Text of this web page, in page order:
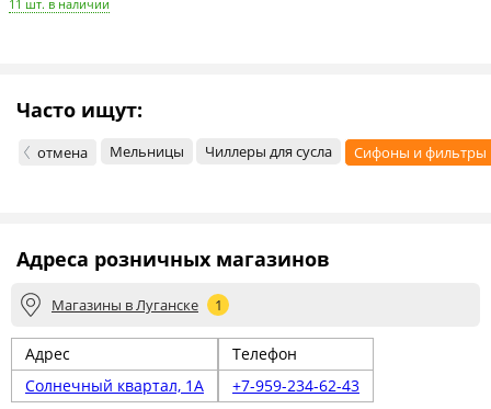
11 шт. в наличии
Часто ищут:
отмена Мельницы Чиллеры для сусла Сифоны и фильтры
Адреса розничных магазинов
Магазины в Луганске 1
Адрес
Телефон
Солнечный квартал, 1А
+7-959-234-62-43